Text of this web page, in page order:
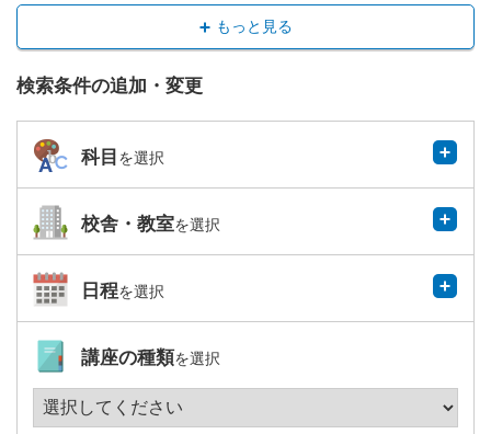
もっと見る
検索条件の追加・変更
科目 を選択
校舎・教室を選択
日程を選択
講座の種類を選択